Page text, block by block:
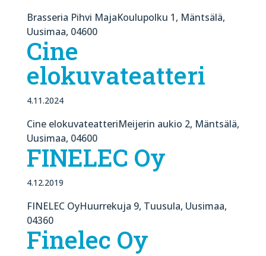
Brasseria Pihvi MajaKoulupolku 1, Mäntsälä,
Uusimaa, 04600
Cine
elokuvateatteri
4.11.2024
Cine elokuvateatteriMeijerin aukio 2, Mäntsälä,
Uusimaa, 04600
FINELEC Oy
4.12.2019
FINELEC OyHuurrekuja 9, Tuusula, Uusimaa,
04360
Finelec Oy